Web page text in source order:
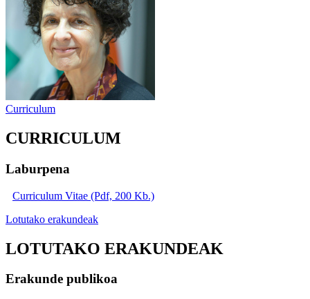
Curriculum
CURRICULUM
Laburpena
Curriculum Vitae (Pdf, 200 Kb.)
Lotutako erakundeak
LOTUTAKO ERAKUNDEAK
Erakunde publikoa